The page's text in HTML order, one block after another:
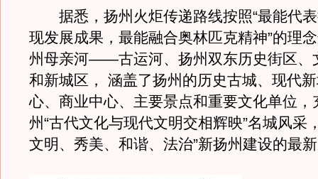
据悉，扬州火炬传递路线按照“最能代表
现发展成果，最能融合奥林匹克精神”的理
州母亲河——古运河、扬州双东历史街区、
和新城区， 涵盖了扬州的历史古城、现代
心、商业中心、主要景点和重要文化单位，
州“古代文化与现代文明交相辉映”名城风采
文明、秀美、和谐、法治”新扬州建设的最